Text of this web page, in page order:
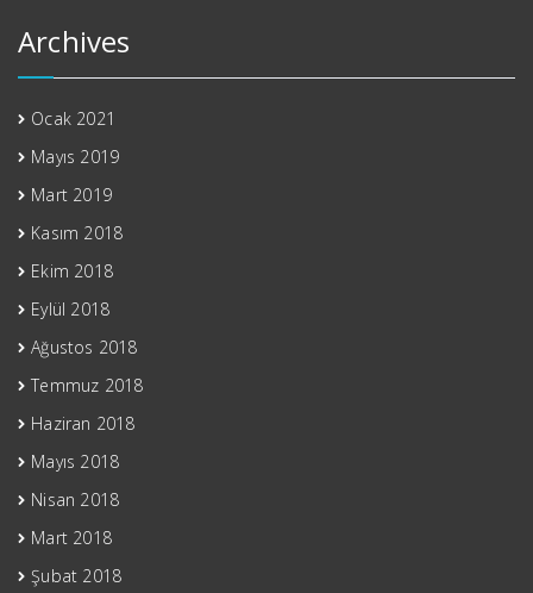
Archives
Ocak 2021
Mayıs 2019
Mart 2019
Kasım 2018
Ekim 2018
Eylül 2018
Ağustos 2018
Temmuz 2018
Haziran 2018
Mayıs 2018
Nisan 2018
Mart 2018
Şubat 2018